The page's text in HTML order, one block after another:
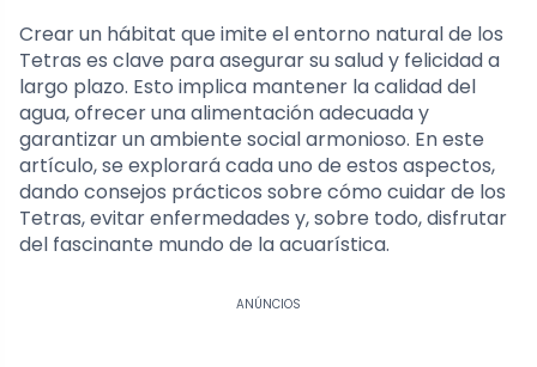
Crear un hábitat que imite el entorno natural de los
Tetras es clave para asegurar su salud y felicidad a
largo plazo. Esto implica mantener la calidad del
agua, ofrecer una alimentación adecuada y
garantizar un ambiente social armonioso. En este
artículo, se explorará cada uno de estos aspectos,
dando consejos prácticos sobre cómo cuidar de los
Tetras, evitar enfermedades y, sobre todo, disfrutar
del fascinante mundo de la acuarística.
ANÚNCIOS